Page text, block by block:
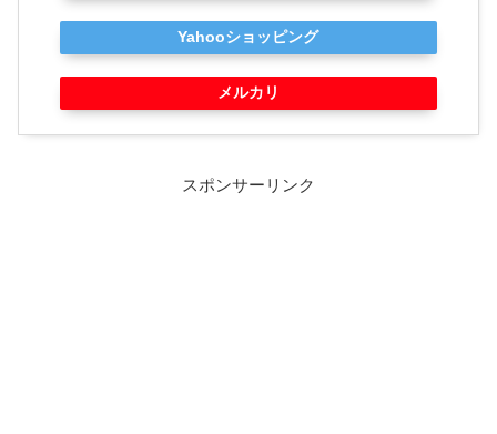
Yahooショッピング
メルカリ
スポンサーリンク